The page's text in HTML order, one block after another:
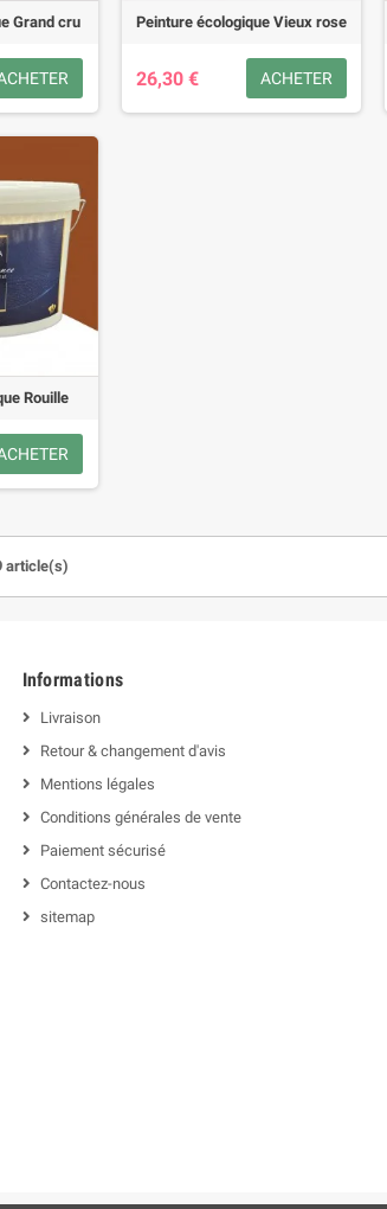
Grand cru Peinture écologique Vieux rose
26,30 € ACHETER
Rouille
article(s)
Informations
Livraison
Retour & changement d'avis
Mentions légales
Conditions générales de vente
Paiement sécurisé
Contactez-nous
sitemap